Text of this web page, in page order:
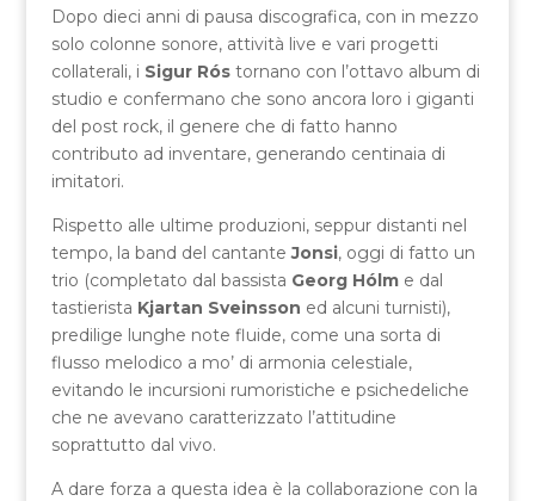
Dopo dieci anni di pausa discografica, con in mezzo
solo colonne sonore, attività live e vari progetti
collaterali, i Sigur Róstornano con l’ottavo album di
studio e confermano che sono ancora loro i giganti
del post rock, il genere che di fatto hanno
contributo ad inventare, generando centinaia di
imitatori.
Rispetto alle ultime produzioni, seppur distanti nel
tempo, la band del cantanteJonsi, oggi di fatto un
trio (completato dal bassista Georg Hólme dal
tastierista Kjartan Sveinsson ed alcuni turnisti),
predilige lunghe note fluide, come una sorta di
flusso melodico a mo’ di armonia celestiale,
evitando le incursioni rumoristiche e psichedeliche
che ne avevano caratterizzato l’attitudine
soprattutto dal vivo.
A dare forza a questa idea è la collaborazione con la